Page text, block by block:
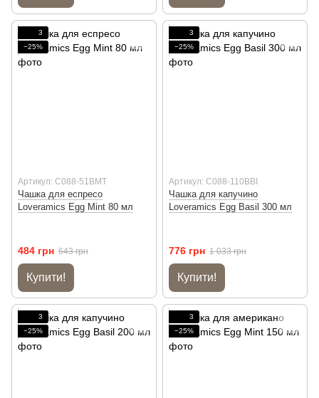
3
−25%
Артикул: C088-51BMT
Чашка для еспресо
Loveramics Egg Mint 80 мл
484 грн 643 грн
Купити!
3
−25%
Артикул: C088-110BBI
Чашка для капучино
Loveramics Egg Basil 300 мл
776 грн 1 033 грн
Купити!
3
−25%
3
−25%